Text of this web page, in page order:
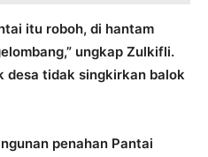
itu roboh, di hantam
ungkap Zulkifli.
desa tidak singkirkan balok
penahan Pantai